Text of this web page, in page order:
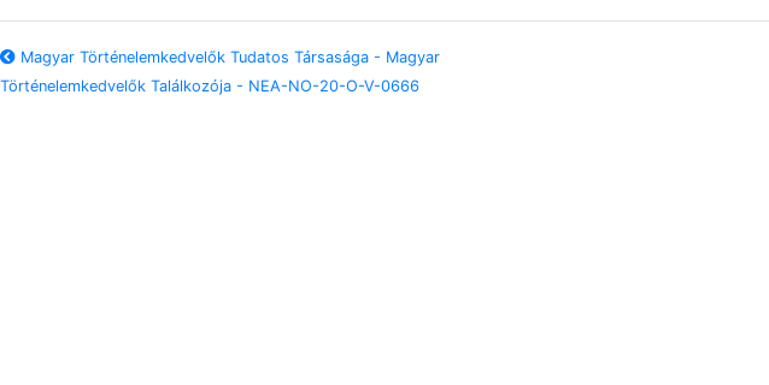
Magyar Történelemkedvelők Tudatos Társasága - Magyar
Történelemkedvelők Találkozója - NEA-NO-20-O-V-0666